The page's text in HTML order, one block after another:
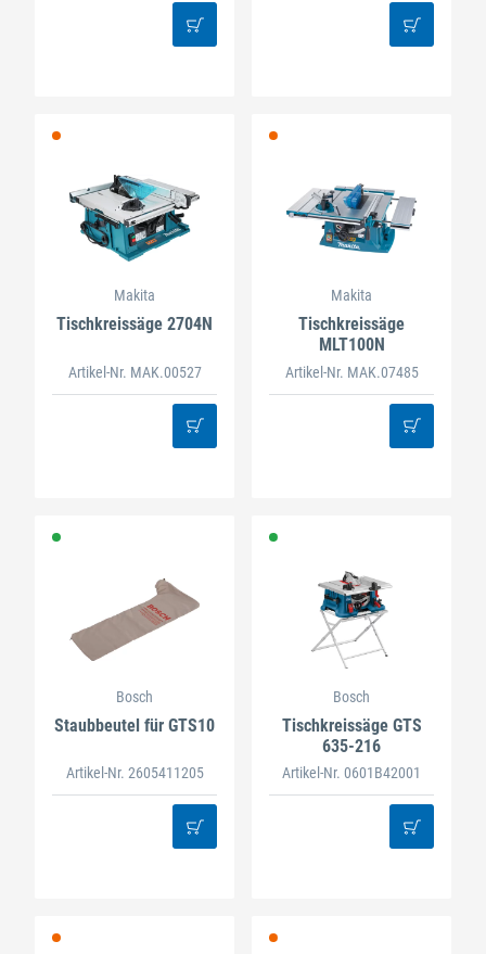
Makita
Tischkreissäge 2704N
Artikel-Nr. MAK.00527
Makita
Tischkreissäge
MLT100N
Artikel-Nr. MAK.07485
Bosch
Staubbeutel für GTS10
Artikel-Nr. 2605411205
Bosch
Tischkreissäge GTS
635-216
Artikel-Nr. 0601B42001